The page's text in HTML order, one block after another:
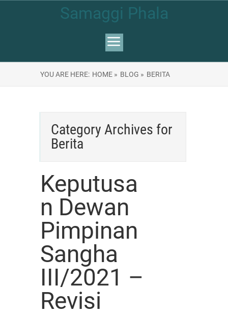
Samaggi Phala
YOU ARE HERE: HOME » BLOG » BERITA
Category Archives for
Berita
Keputusa
n Dewan
Pimpinan
Sangha
III/2021 –
Revisi